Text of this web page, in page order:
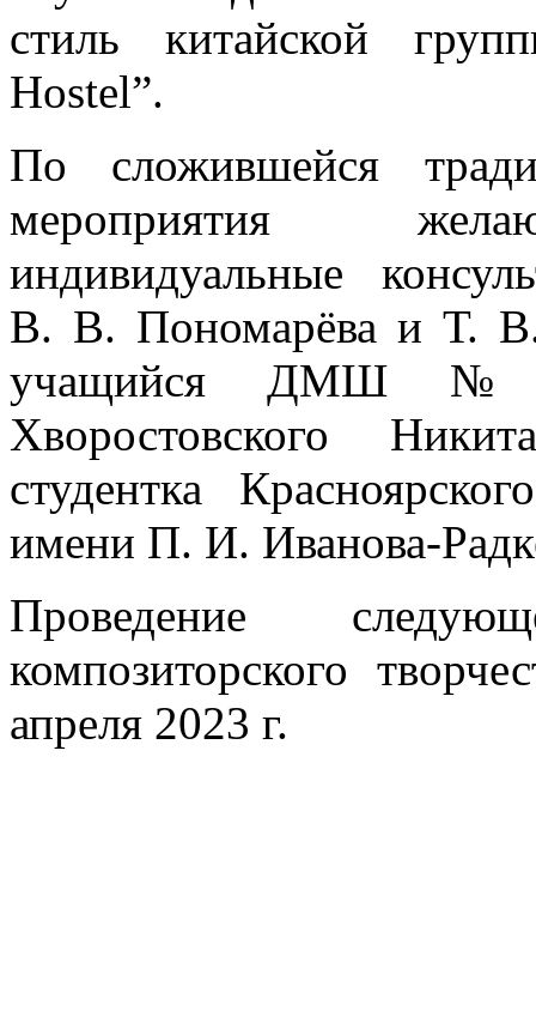
стиль китайской
Hostel”.
По сложившейся
мероприятия
индивидуальные
В. В. Пономарёва и Т.
учащийся ДМШ
Хворостовского
студентка
имени П. И. Иванова-
Проведение
композиторского
апреля 2023 г.